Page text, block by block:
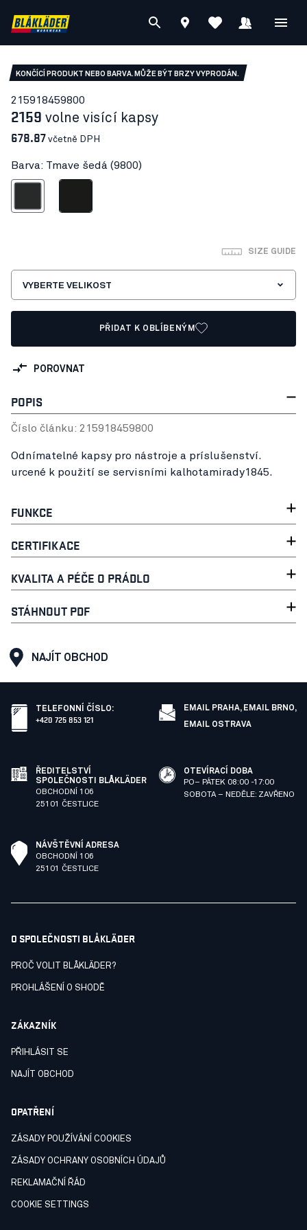
KONČÍCÍ PRODUKT NEBO BARVA. MŮŽE BÝT BRZY VYPRODÁN.
215918459800
2159 volne visící kapsy
678.87 včetně DPH
Barva: Tmave šedá (9800)
SIZE GUIDE
VYBERTE VELIKOST
PŘIDAT K OBLÍBENÝM
POROVNAT
POPIS
Číslo článku: 215918459800
Odnímatelné kapsy pro nástroje a príslušenství.
urcené k použití se servisními kalhotamirady1845.
FUNKCE
CERTIFIKACE
KVALITA A PÉČE O PRÁDLO
STÁHNOUT PDF
NAJÍT OBCHOD
TELEFONNÍ ČÍSLO:
+420 725 853 121
EMAIL PRAHA, EMAIL BRNO,
EMAIL OSTRAVA
ŘEDITELSTVÍ
SPOLEČNOSTI BLÅKLÄDER
OBCHODNÍ 106
25101 ČESTLICE
OTEVÍRACÍ DOBA
PO– PÁTEK 08:00 -17:00
SOBOTA – NEDĚLE: ZAVŘENO
NÁVŠTĚVNÍ ADRESA
OBCHODNÍ 106
25101 ČESTLICE
O SPOLEČNOSTI BLÅKLÄDER
PROČ VOLIT BLÅKLÄDER?
PROHLÁŠENÍ O SHODĚ
ZÁKAZNÍK
PŘIHLÁSIT SE
NAJÍT OBCHOD
OPATŘENÍ
ZÁSADY POUŽÍVÁNÍ COOKIES
ZÁSADY OCHRANY OSOBNÍCH ÚDAJŮ
REKLAMAČNÍ ŘÁD
COOKIE SETTINGS